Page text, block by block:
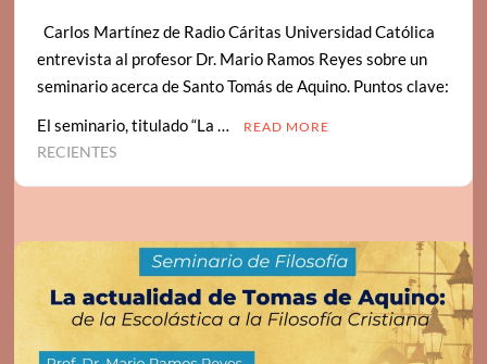
Carlos Martínez de Radio Cáritas Universidad Católica
entrevista al profesor Dr. Mario Ramos Reyes sobre un
seminario acerca de Santo Tomás de Aquino. Puntos clave:
El seminario, titulado “La …
READ MORE
RECIENTES